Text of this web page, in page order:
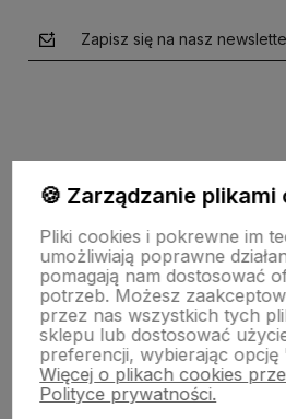
Zapisz się na nasz
polityce prywatności
POMOC
MOJE KONTO
🍪 Zarządzanie plikami
Pliki cookies i pokrewne im
umożliwiają poprawne
pomagają nam dostosować
potrzeb. Możesz
przez nas wszystkich tych
sklepu lub dostosować
preferencji, wybierając
Więcej o plikach cookies
Polityce prywatności.